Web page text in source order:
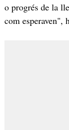
o progrés de la
com esperaven",